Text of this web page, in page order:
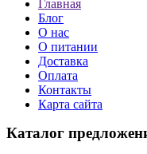
Главная
Блог
О нас
О питании
Доставка
Оплата
Контакты
Карта сайта
Каталог